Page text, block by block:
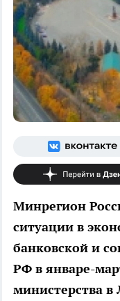
Минрегион
ситуации в
банковской и
РФ в январе-
министерства в